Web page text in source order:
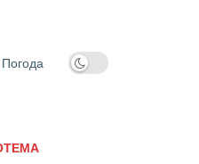
Погода